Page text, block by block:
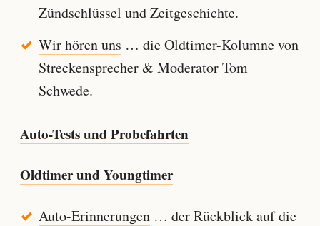
Zündschlüssel und Zeitgeschichte.
Wir hören uns … die Oldtimer-Kolumne von
Streckensprecher & Moderator Tom
Schwede.
Auto-Tests und Probefahrten
Oldtimer und Youngtimer
Auto-Erinnerungen… der Rückblick auf die